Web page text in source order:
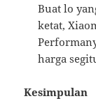
Buat lo
ketat,
harga
Kesimpulan